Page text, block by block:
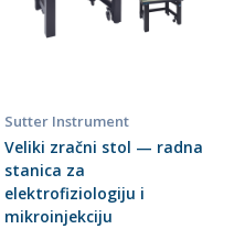
Sutter Instrument
Veliki zračni stol — radna
stanica za
elektrofiziologiju i
mikroinjekciju